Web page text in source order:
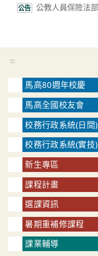
公告
公教人員保險法
:::
馬高80週年校慶
馬高全國校友會
校務行政系統(日間)
校務行政系統(實技)
新生專區
課程計畫
選課資訊
暑期重補修課程
課業輔導